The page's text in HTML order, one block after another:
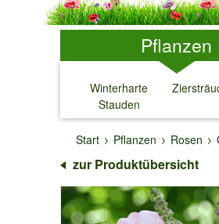
Pflanzen
Winterharte
Stauden
↓
↓
Start
Pflanzen Rosen
zur Produktübersicht